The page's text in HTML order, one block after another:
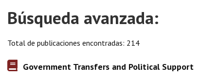
Búsqueda avanzada:
Total de publicaciones encontradas: 214
Government Transfers and Political Support